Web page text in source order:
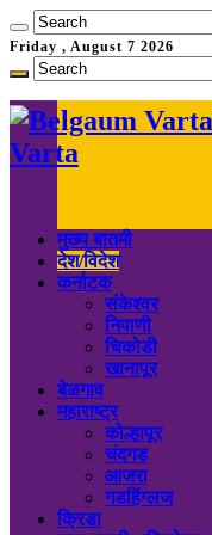
Friday , August 7 2026
Varta
मुख्य बातमी
देश/विदेश
कर्नाटक
संकेश्वर
निपाणी
चिकोडी
खानापूर
बेळगाव
महाराष्ट्र
कोल्हापूर
चंदगड
आजरा
गडहिंग्लज
क्रिडा